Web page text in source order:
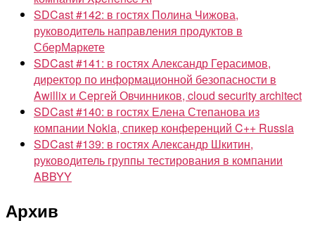
SDCast #142: в гостях Полина Чижова,
руководитель направления продуктов в
СберМаркете
SDCast #141: в гостях Александр Герасимов,
директор по информационной безопасности в
Awillix и Сергей Овчинников, cloud security architect
SDCast #140: в гостях Елена Степанова из
компании Nokia, спикер конференций C++ Russia
SDCast #139: в гостях Александр Шкитин,
руководитель группы тестирования в компании
ABBYY
Архив